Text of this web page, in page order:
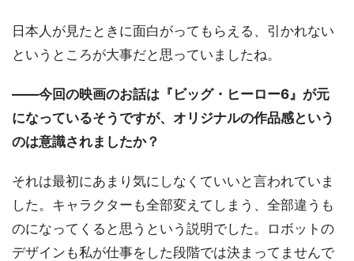
日本人が見たときに面白がってもらえる、引かれない
というところが大事だと思っていましたね。
――今回の映画のお話は『ビッグ・ヒーロー6』が元
になっているそうですが、オリジナルの作品感という
のは意識されましたか？
それは最初にあまり気にしなくていいと言われていま
した。キャラクターも全部変えてしまう、全部違うも
のになってくると思うという説明でした。ロボットの
デザインも私が仕事をした段階では決まってませんで